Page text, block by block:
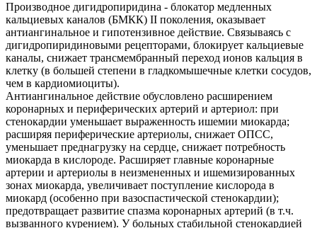
Производное дигидропиридина - блокатор медленных
кальциевых каналов (БМКК) II поколения, оказывает
антиангинальное и гипотензивное действие. Связываясь с
дигидропиридиновыми рецепторами, блокирует кальциевые
каналы, снижает трансмембранный переход ионов кальция в
клетку (в большей степени в гладкомышечные клетки сосудов,
чем в кардиомиоциты).
Антиангинальное действие обусловлено расширением
коронарных и периферических артерий и артериол: при
стенокардии уменьшает выраженность ишемии миокарда;
расширяя периферические артериолы, снижает ОПСС,
уменьшает преднагрузку на сердце, снижает потребность
миокарда в кислороде. Расширяет главные коронарные
артерии и артериолы в неизмененных и ишемизированных
зонах миокарда, увеличивает поступление кислорода в
миокард (особенно при вазоспастической стенокардии);
предотвращает развитие спазма коронарных артерий (в т.ч.
вызванного курением). У больных стабильной стенокардией